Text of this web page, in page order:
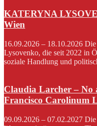
KATERYNA
Wien
16.09.2026 – 18.10.2026
Lysovenko, die seit 2022 in
soziale Handlung und
Claudia Larcher – No
Francisco Carolinum
09.09.2026 – 07.02.2027